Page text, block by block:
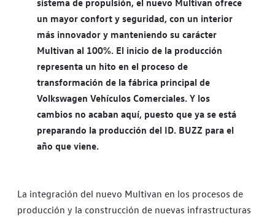
un mayor confort y seguridad, con un interior
más innovador y manteniendo su carácter
Multivan al 100%. El inicio de la producción
representa un hito en el proceso de
transformación de la fábrica principal de
Volkswagen Vehículos Comerciales. Y los
cambios no acaban aquí, puesto que ya se está
preparando la producción del ID. BUZZ para el
año que viene.
La integración del nuevo Multivan en los procesos de
producción y la construcción de nuevas infrastructuras